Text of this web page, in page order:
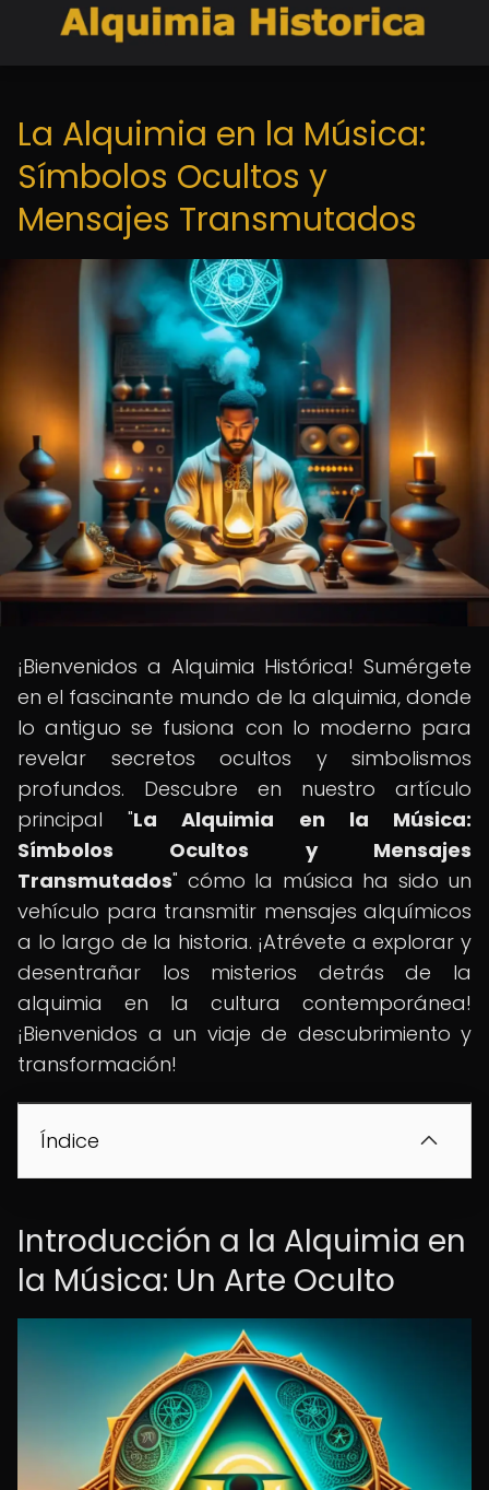
La Alquimia en la Música:
Símbolos Ocultos y
Mensajes Transmutados
¡Bienvenidos a Alquimia Histórica! Sumérgete
en el fascinante mundo de la alquimia, donde
lo antiguo se fusiona con lo moderno para
revelar secretos ocultos y simbolismos
profundos. Descubre en nuestro artículo
principal "La Alquimia en la Música:
Símbolos Ocultos y Mensajes
Transmutados" cómo la música ha sido un
vehículo para transmitir mensajes alquímicos
a lo largo de la historia. ¡Atrévete a explorar y
desentrañar los misterios detrás de la
alquimia en la cultura contemporánea!
¡Bienvenidos a un viaje de descubrimiento y
transformación!
Índice
Introducción a la Alquimia en
la Música: Un Arte Oculto